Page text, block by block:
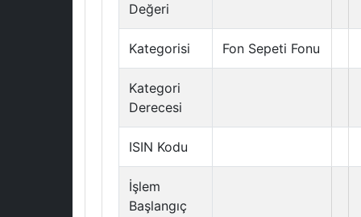
Değeri
Kategorisi Fon Sepeti Fonu
Kategori
Derecesi
ISIN Kodu
İşlem
Başlangıç